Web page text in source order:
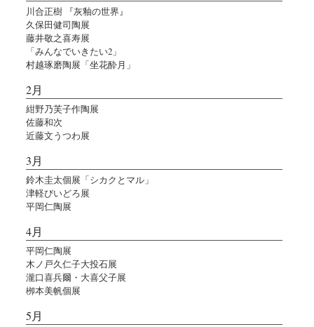
川合正樹 『灰釉の世界』
久保田健司陶展
藤井敬之喜寿展
「みんなでいきたい2」
村越琢磨陶展「坐花酔月」
2月
紺野乃芙子作陶展
佐藤和次
近藤文うつわ展
3月
鈴木圭太個展「シカクとマル」
津軽びいどろ展
平岡仁陶展
4月
平岡仁陶展
木ノ戸久仁子大投石展
瀧口喜兵爾・大喜父子展
栁本美帆個展
5月